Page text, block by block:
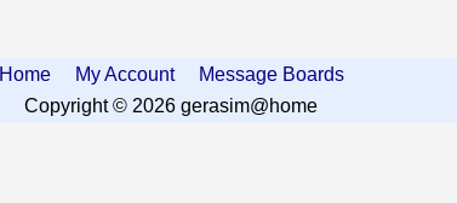
Home My Account
Message Boards
Copyright © 2026 gerasim@home